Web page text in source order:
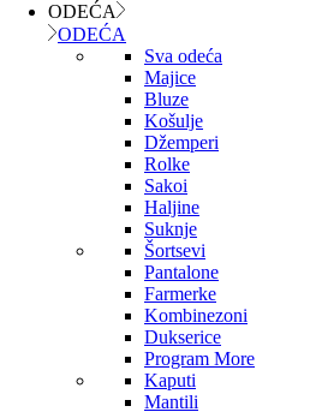
ODEĆA
ODEĆA
Sva odeća
Majice
Bluze
Košulje
Džemperi
Rolke
Sakoi
Haljine
Suknje
Šortsevi
Pantalone
Farmerke
Kombinezoni
Dukserice
Program More
Kaputi
Mantili